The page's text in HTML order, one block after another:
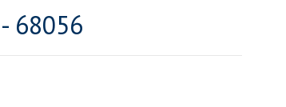
68056